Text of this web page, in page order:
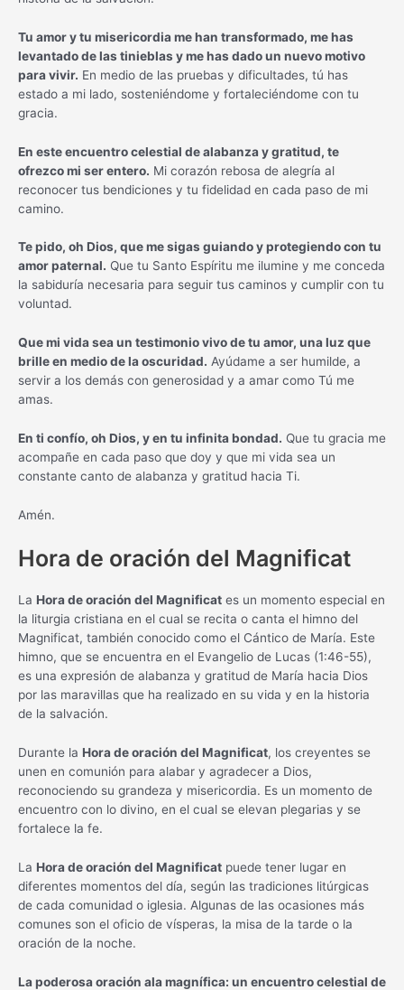
Tu amor y tu misericordia me han transformado, me has
levantado de las tinieblas y me has dado un nuevo motivo
para vivir. En medio de las pruebas y dificultades, tú has
estado a mi lado, sosteniéndome y fortaleciéndome con tu
gracia.
En este encuentro celestial de alabanza y gratitud, te
ofrezco mi ser entero. Mi corazón rebosa de alegría al
reconocer tus bendiciones y tu fidelidad en cada paso de mi
camino.
Te pido, oh Dios, que me sigas guiando y protegiendo con tu
amor paternal. Que tu Santo Espíritu me ilumine y me conceda
la sabiduría necesaria para seguir tus caminos y cumplir con tu
voluntad.
Que mi vida sea un testimonio vivo de tu amor, una luz que
brille en medio de la oscuridad. Ayúdame a ser humilde, a
servir a los demás con generosidad y a amar como Tú me
amas.
En ti confío, oh Dios, y en tu infinita bondad. Que tu gracia me
acompañe en cada paso que doy y que mi vida sea un
constante canto de alabanza y gratitud hacia Ti.
Amén.
Hora de oración del Magnificat
La Hora de oración del Magnificat es un momento especial en
la liturgia cristiana en el cual se recita o canta el himno del
Magnificat, también conocido como el Cántico de María. Este
himno, que se encuentra en el Evangelio de Lucas (1:46-55),
es una expresión de alabanza y gratitud de María hacia Dios
por las maravillas que ha realizado en su vida y en la historia
de la salvación.
Durante la Hora de oración del Magnificat, los creyentes se
unen en comunión para alabar y agradecer a Dios,
reconociendo su grandeza y misericordia. Es un momento de
encuentro con lo divino, en el cual se elevan plegarias y se
fortalece la fe.
La Hora de oración del Magnificat puede tener lugar en
diferentes momentos del día, según las tradiciones litúrgicas
de cada comunidad o iglesia. Algunas de las ocasiones más
comunes son el oficio de vísperas, la misa de la tarde o la
oración de la noche.
La poderosa oración ala magnífica: un encuentro celestial de